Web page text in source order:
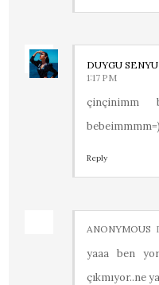
DUYGU
1:17 PM
çinçinimm
bebeimmmm=)
Reply
ANONYMOUS
yaaa ben
çıkmıyor..ne